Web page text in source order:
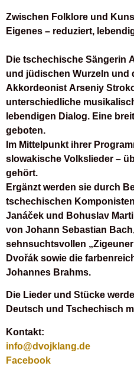
Zwischen Folklore und
Eigenes – reduziert,
Die tschechische Sängerin
und jüdischen Wurzeln und
Akkordeonist Arseniy
unterschiedliche
lebendigen Dialog. Eine
geboten.
Im Mittelpunkt ihrer
slowakische Volkslieder –
gehört.
Ergänzt werden sie durch
tschechischen
Janáček und Bohuslav
von Johann Sebastian
sehnsuchtsvollen
Dvořák sowie die
Johannes Brahms.
Die Lieder und Stücke
Deutsch und Tschechisch
Kontakt:
info@dvojklang.de
Facebook